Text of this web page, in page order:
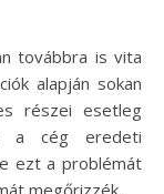
továbbra is vita
alapján sokan
részei esetleg
a cég eredeti
ezt a problémát
megőrizzék.